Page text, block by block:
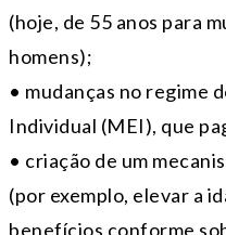
(hoje, de 55 anos para
homens);
• mudanças no regime
Individual (MEI), que
• criação de um
(por exemplo, elevar a
benefícios conforme